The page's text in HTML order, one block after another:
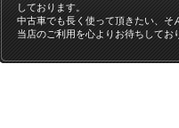
しております。
中古車でも長く使って頂きたい、そ
当店のご利用を心よりお待ちしてお